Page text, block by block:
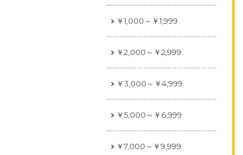
￥1,000～￥1,999
￥2,000～￥2,999
￥3,000～￥4,999
￥5,000～￥6,999
￥7,000～￥9,999